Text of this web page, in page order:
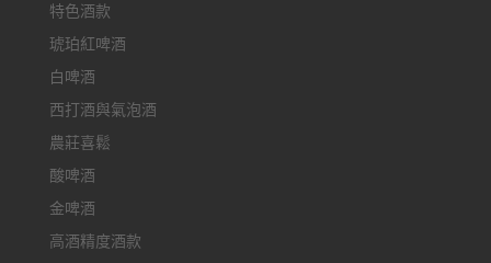
特色酒款
琥珀紅啤酒
白啤酒
西打酒與氣泡酒
農莊喜鬆
酸啤酒
金啤酒
高酒精度酒款